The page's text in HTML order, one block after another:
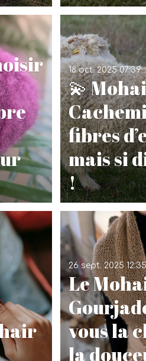
💫
fibres
mais si
!
18 oct. 2025 07:39
Le
vous la
la
26 sept. 2025